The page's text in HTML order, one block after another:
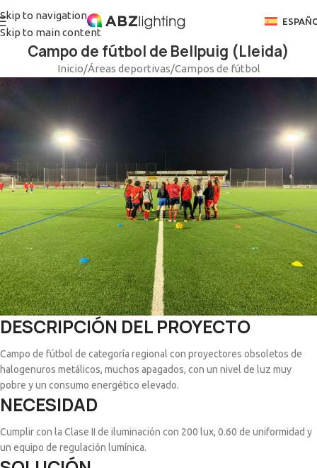
Skip to navigation
Skip to main content
Campo de fútbol de Bellpuig (Lleida)
Inicio/Áreas deportivas/Campos de fútbol
DESCRIPCIÓN DEL PROYECTO
Campo de fútbol de categoría regional con proyectores obsoletos de
halogenuros metálicos, muchos apagados, con un nivel de luz muy
pobre y un consumo energético elevado.
NECESIDAD
Cumplir con la Clase II de iluminación con 200 lux, 0.60 de uniformidad y
un equipo de regulación lumínica.